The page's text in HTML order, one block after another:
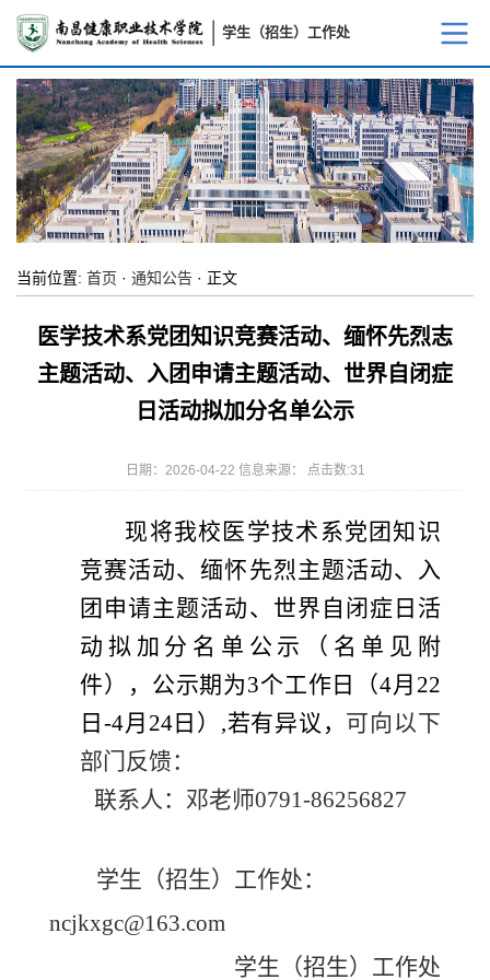
学生（招生）工作处
当前位置: 首页 · 通知公告 · 正文
医学技术系党团知识竞赛活动、缅怀先烈志
主题活动、入团申请主题活动、世界自闭症
日活动拟加分名单公示
日期：2026-04-22 信息来源： 点击数:31
现将我校 医学技术系党团知识
竞赛活动、缅怀先烈主题活动、入
团申请主题活动、世界自闭症日活
动拟加分名单公示
（名单见附
件），公示期为3个工作日（4月22
日-4月24日）,若有异议， 可向以下
部门反馈：
联系人： 邓老师0791-86256827
学生（招生）工作处：
ncjkxgc@163.com
学生（招生）工作处